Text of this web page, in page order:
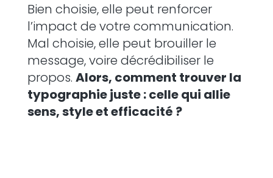
Bien choisie, elle peut renforcer
l’impact de votre communication.
Mal choisie, elle peut brouiller le
message, voire décrédibiliser le
propos. Alors, comment trouver la
typographie juste : celle qui allie
sens, style et efficacité ?